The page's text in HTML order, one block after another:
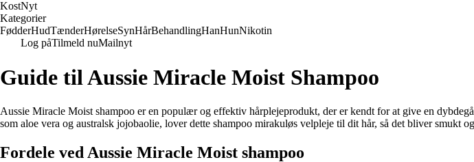
KostNyt
Kategorier
FødderHudTænderHørelseSynHårBehandlingHanHunNikotin
Log påTilmeld nuMailnyt
Guide til Aussie Miracle Moist Shampoo
Aussie Miracle Moist shampoo er en populær og effektiv hårplejeprodukt, der er kendt for at give en
som aloe vera og australsk jojobaolie, lover dette shampoo mirakuløs velpleje til dit hår, så det bliver smukt
Fordele ved Aussie Miracle Moist shampoo